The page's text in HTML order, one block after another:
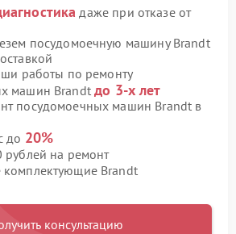
даже при отказе от
посудомоечную машину Brandt
работы по ремонту
машин Brandtдо 3-х лет
посудомоечных машин Brandt в
до 20%
рублей на ремонт
комплектующие Brandt
консультацию